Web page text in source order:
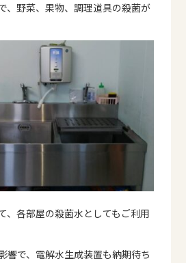
、野菜、果物、調理道具の殺菌が
、各部屋の殺菌水としてもご利用
響で、電解水生成装置も納期待ち